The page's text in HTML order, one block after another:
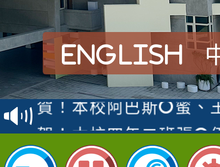
English
賀！本校參加桃園市中
賽 洪綺君教師榮獲社
名
賀！本校阿巴斯O蜜、
倩參加桃園市科展 國
名 指導老師王老師、
賀！本校四年二班張O
桃園市英語競賽國小朗
賀！本校參加桃園市中